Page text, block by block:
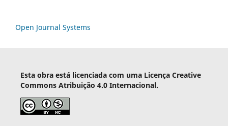
Open Journal Systems
Esta obra está licenciada com uma Licença Creative
Commons Atribuição 4.0 Internacional.